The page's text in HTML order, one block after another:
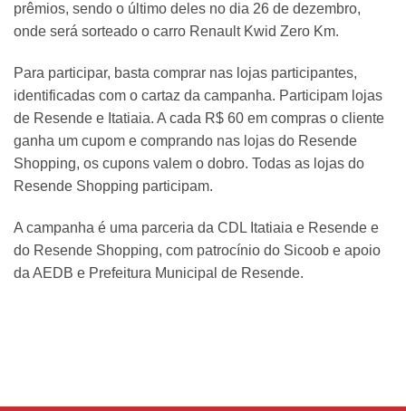
prêmios, sendo o último deles no dia 26 de dezembro,
onde será sorteado o carro Renault Kwid Zero Km.
Para participar, basta comprar nas lojas participantes,
identificadas com o cartaz da campanha. Participam lojas
de Resende e Itatiaia. A cada R$ 60 em compras o cliente
ganha um cupom e comprando nas lojas do Resende
Shopping, os cupons valem o dobro. Todas as lojas do
Resende Shopping participam.
A campanha é uma parceria da CDL Itatiaia e Resende e
do Resende Shopping, com patrocínio do Sicoob e apoio
da AEDB e Prefeitura Municipal de Resende.